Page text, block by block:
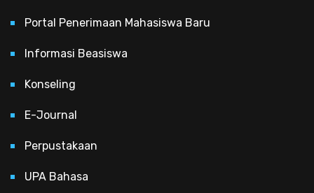
Portal Penerimaan Mahasiswa Baru
Informasi Beasiswa
Konseling
E-Journal
Perpustakaan
UPA Bahasa